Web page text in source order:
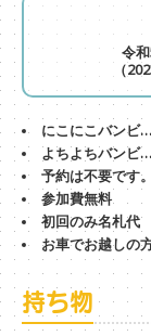
令
（
にこにこバンビ
よちよちバンビ
予約は不要です
参加費無料
初回のみ名札代
お車でお越しの
持ち物